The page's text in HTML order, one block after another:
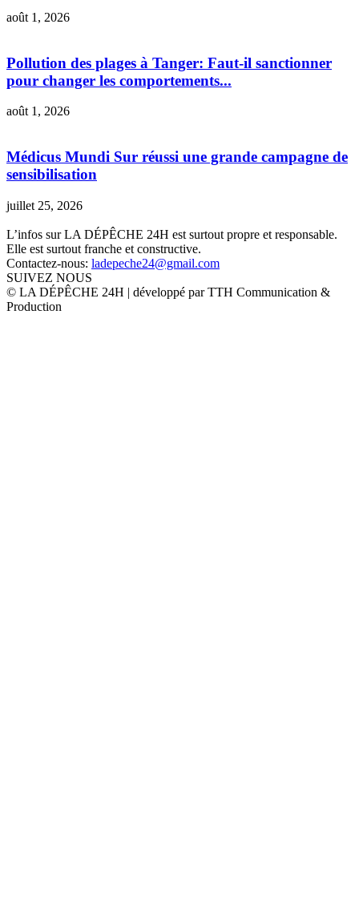
août 1, 2026
Pollution des plages à Tanger: Faut-il sanctionner
pour changer les comportements...
août 1, 2026
Médicus Mundi Sur réussi une grande campagne de
sensibilisation
juillet 25, 2026
L’infos sur LA DÉPÊCHE 24H est surtout propre et responsable.
Elle est surtout franche et constructive.
Contactez-nous: ladepeche24@gmail.com
SUIVEZ NOUS
© LA DÉPÊCHE 24H | développé par TTH Communication &
Production